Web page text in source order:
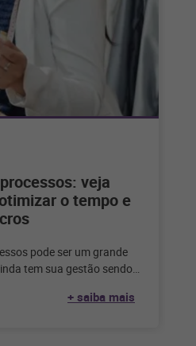
veja
o tempo e
pode ser um grande
tem sua gestão sendo
+ saiba mais